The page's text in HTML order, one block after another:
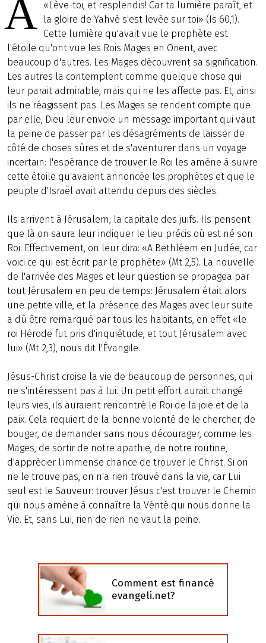
A «Lève-toi, et resplendis! Car ta lumière paraît, et
la gloire de Yahvé s'est levée sur toi» (Is 60,1).
Cette lumière qu'avait vue le prophète est
l'étoile qu'ont vue les Rois Mages en Orient, avec
beaucoup d'autres. Les Mages découvrent sa signification.
Les autres la contemplent comme quelque chose qui
leur parait admirable, mais qui ne les affecte pas. Et, ainsi
ils ne réagissent pas. Les Mages se rendent compte que
par elle, Dieu leur envoie un message important qui vaut
la peine de passer par les désagréments de laisser de
côté de choses sûres et de s'aventurer dans un voyage
incertain: l'espérance de trouver le Roi les amène à suivre
cette étoile qu'avaient annoncée les prophètes et que le
peuple d'Israël avait attendu depuis des siècles.
Ils arrivent à Jérusalem, la capitale des juifs. Ils pensent
que là on saura leur indiquer le lieu précis où est né son
Roi. Effectivement, on leur dira: «A Bethléem en Judée, car
voici ce qui est écrit par le prophète» (Mt 2,5). La nouvelle
de l'arrivée des Mages et leur question se propagea par
tout Jérusalem en peu de temps: Jérusalem était alors
une petite ville, et la présence des Mages avec leur suite
a dû être remarqué par tous les habitants, en effet «le
roi Hérode fut pris d'inquiétude, et tout Jérusalem avec
lui» (Mt 2,3), nous dit l'Évangile.
Jésus-Christ croise la vie de beaucoup de personnes, qui
ne s'intéressent pas à lui. Un petit effort aurait changé
leurs vies, ils auraient rencontré le Roi de la joie et de la
paix. Cela requiert de la bonne volonté de le chercher, de
bouger, de demander sans nous décourager, comme les
Mages, de sortir de notre apathie, de notre routine,
d'apprécier l'immense chance de trouver le Christ. Si on
ne le trouve pas, on n'a rien trouvé dans la vie, car Lui
seul est le Sauveur: trouver Jésus c'est trouver le Chemin
qui nous amène à connaître la Vérité qui nous donne la
Vie. Et, sans Lui, rien de rien ne vaut la peine.
Comment est financé
evangeli.net?